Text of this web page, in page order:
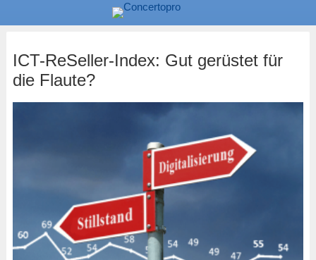
ICT-ReSeller-Index: Gut gerüstet für
die Flaute?